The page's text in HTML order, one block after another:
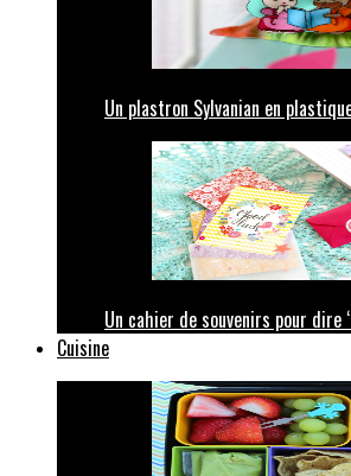
Un plastron Sylvanian en
Un cahier de souvenirs pour dire
Cuisine